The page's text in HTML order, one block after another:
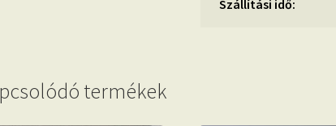
Szállítási idő:
termékek